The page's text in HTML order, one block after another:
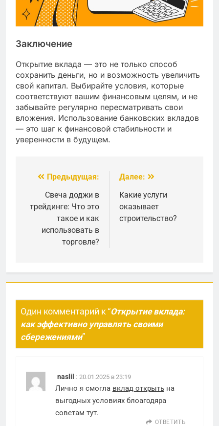
Заключение
Открытие вклада — это не только способ
сохранить деньги, но и возможность увеличить
свой капитал. Выбирайте условия, которые
соответствуют вашим финансовым целям, и не
забывайте регулярно пересматривать свои
вложения. Использование банковских вкладов
— это шаг к финансовой стабильности и
уверенности в будущем.
Навигация
записям
Предыдущая:
Свеча доджи в
трейдинге: Что это
такое и как
использовать в
торговле?
Далее:
Какие услуги
оказывает
строительство?
Один комментарий к “Открытие вклада:
как эффективно управлять своими
сбережениями”
naslil : 20.01.2025 в 23:19
Лично я смогла вклад открыть на
выгодных условиях блоагодяра
советам тут.
ОТВЕТИТЬ